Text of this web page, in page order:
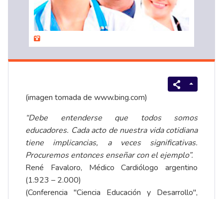
(imagen tomada de www.bing.com)
“Debe entenderse que todos somos
educadores. Cada acto de nuestra vida cotidiana
tiene implicancias, a veces significativas.
Procuremos entonces enseñar con el ejemplo”.
René Favaloro, Médico Cardiólogo argentino
(1.923 – 2.000)
(Conferencia "Ciencia Educación y Desarrollo",